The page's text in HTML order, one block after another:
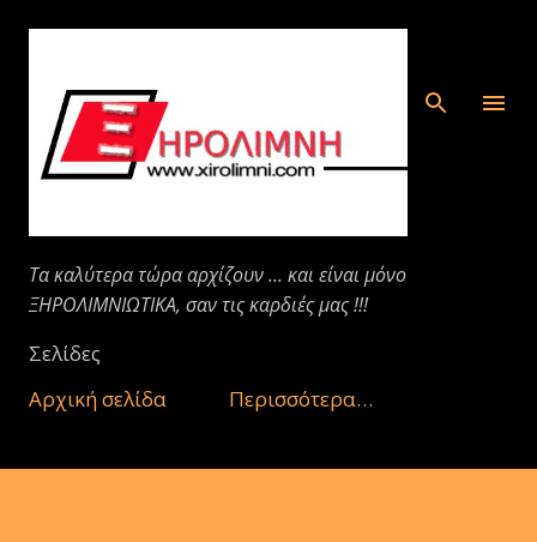
Μετάβαση στο κύριο περιεχόμενο
Τα καλύτερα τώρα αρχίζουν ... και είναι μόνο
ΞΗΡΟΛΙΜΝΙΩΤΙΚΑ, σαν τις καρδιές μας !!!
Σελίδες
Αρχική σελίδα
Περισσότερα…